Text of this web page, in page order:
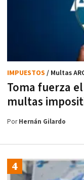
Toma fuerza
multas
IMPUESTOS / Multas
PorHernán Gilardo